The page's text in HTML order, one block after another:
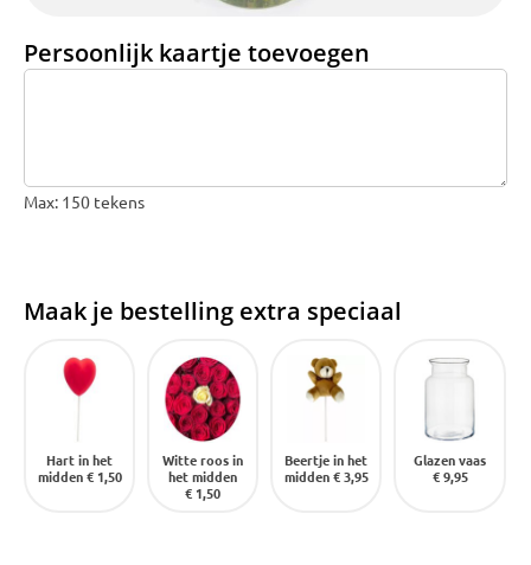
Persoonlijk kaartje toevoegen
Max: 150 tekens
Maak je bestelling extra speciaal
Hart in het
midden € 1,50
Witte roos in
het midden
€ 1,50
Beertje in het
midden€ 3,95
Glazen vaas
€ 9,95